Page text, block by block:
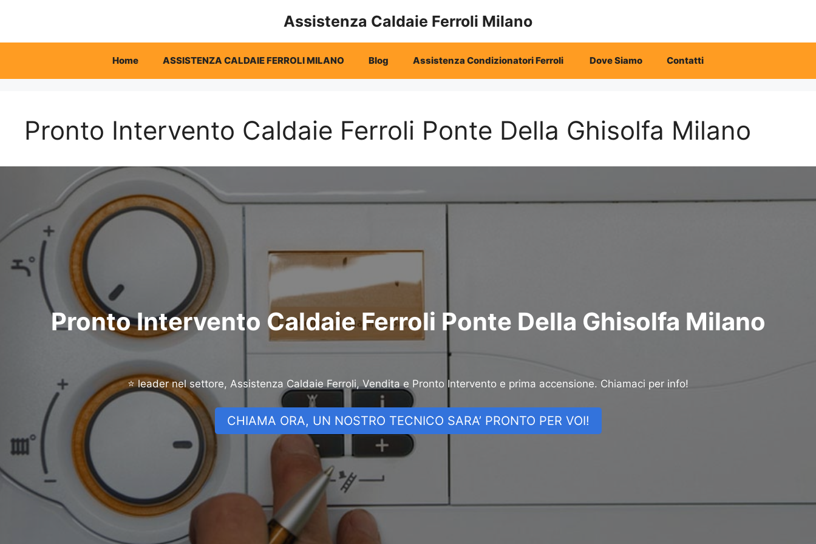
Assistenza Caldaie Ferroli Milano
Home ASSISTENZA CALDAIE FERROLI MILANO Blog Assistenza Condizionatori Ferroli Dove Siamo Contatti
Pronto Intervento Caldaie Ferroli Ponte Della Ghisolfa Milano
Pronto Intervento Caldaie Ferroli Ponte Della Ghisolfa Milano
⭐ leader nel settore, Assistenza Caldaie Ferroli, Vendita e Pronto Intervento e prima accensione. Chiamaci per info!
CHIAMA ORA, UN NOSTRO TECNICO SARA’ PRONTO PER VOI!